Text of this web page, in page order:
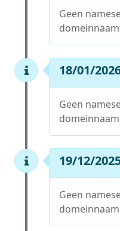
Geen
domeinnaam
18/01/
Geen
domeinnaam
19/12/
Geen
domeinnaam